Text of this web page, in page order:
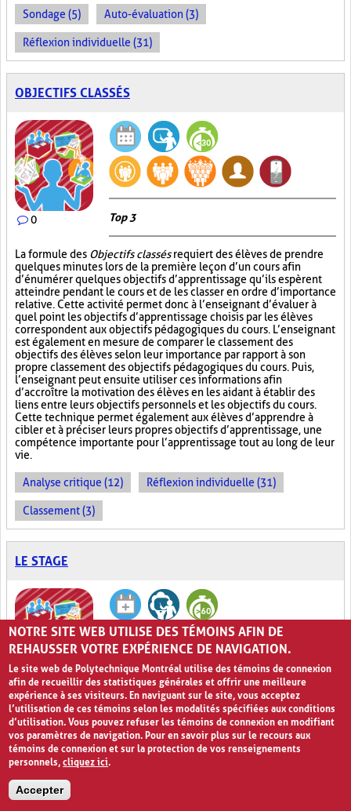
Sondage (5) Auto-évaluation (3)
Réflexion individuelle (31)
OBJECTIFS CLASSÉS
0 Top 3
La formule des Objectifs classésrequiert des élèves de prendre
quelques minutes lors de la première leçon d’un cours afin
d’énumérer quelques objectifs d’apprentissage qu’ils espèrent
atteindre pendant le cours et de les classer en ordre d’importance
relative. Cette activité permet donc à l’enseignant d’évaluer à
quel point les objectifs d’apprentissage choisis par les élèves
correspondent aux objectifs pédagogiques du cours. L’enseignant
est également en mesure de comparer le classement des
objectifs des élèves selon leur importance par rapport à son
propre classement des objectifs pédagogiques du cours. Puis,
l’enseignant peut ensuite utiliser ces informations afin
d’accroître la motivation des élèves en les aidant à établir des
liens entre leurs objectifs personnels et les objectifs du cours.
Cette technique permet également aux élèves d’apprendre à
cibler et à préciser leurs propres objectifs d’apprentissage, une
compétence importante pour l’apprentissage tout au long de leur
vie.
Analyse critique (12) Réflexion individuelle (31)
Classement (3)
LE STAGE
0 Je pratique !
LeStageest une période de formation lors de laquelle l’élève
met en pratique les compétences acquises dans un domaine ou
une discipline particulière. LeStagea généralement lieu en fin
de parcours scolaire, avant que l’élève n'intègre le milieu
stagiaire de développer son savoir-être et son savoir-faire dans
un contexte réel, similaire à celui où il devra exercer son futur
NOTRE SITE WEB UTILISE DES TÉMOINS AFIN DE
REHAUSSER VOTRE EXPÉRIENCE DE NAVIGATION.
Le site web de Polytechnique Montréal utilise des témoins de connexion
afin de recueillir des statistiques générales et offrir une meilleure
expérience à ses visiteurs. En naviguant sur le site, vous acceptez
l’utilisation de ces témoins selon les modalités spécifiées aux conditions
d’utilisation. Vous pouvez refuser les témoins de connexion en modifiant
vos paramètres de navigation. Pour en savoir plus sur le recours aux
témoins de connexion et sur la protection de vos renseignements
personnels,cliquez ici.
Accepter